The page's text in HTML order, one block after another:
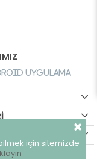
Uygulama
için sitemizde